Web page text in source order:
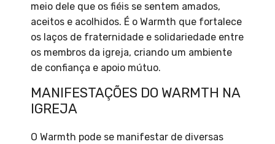
meio dele que os fiéis se sentem amados,
aceitos e acolhidos. É o Warmth que fortalece
os laços de fraternidade e solidariedade entre
os membros da igreja, criando um ambiente
de confiança e apoio mútuo.
MANIFESTAÇÕES DO WARMTH NA
IGREJA
O Warmth pode se manifestar de diversas